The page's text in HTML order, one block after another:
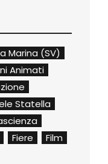
Marina (SV)
Animati
Statella
Fiere
Film